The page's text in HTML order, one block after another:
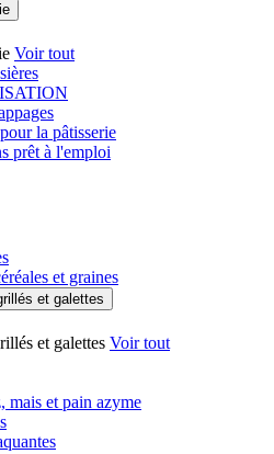
Voir tout
la pâtisserie
prêt à l'emploi
et graines
et galettes
et galettes Voir tout
mais et pain azyme